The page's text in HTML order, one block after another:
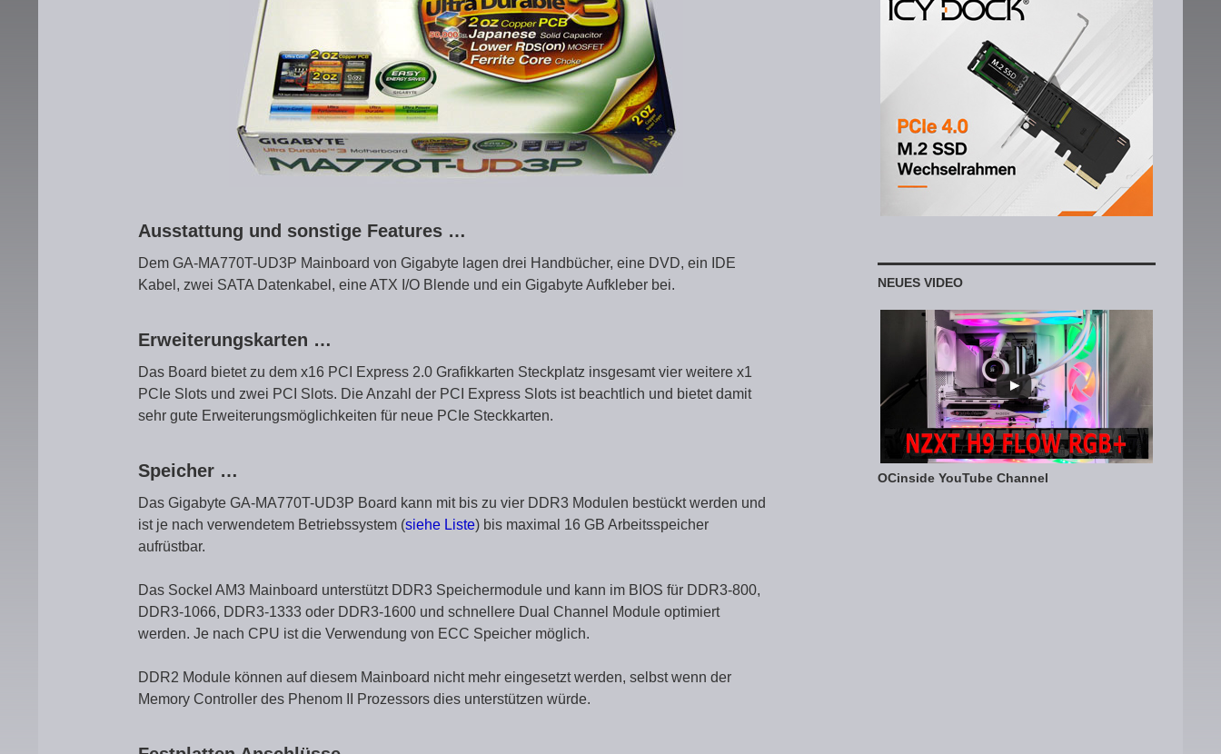
Ausstattung und sonstige Features …
Dem GA-MA770T-UD3P Mainboard von Gigabyte lagen drei Handbücher, eine DVD, ein IDE
Kabel, zwei SATA Datenkabel, eine ATX I/O Blende und ein Gigabyte Aufkleber bei.
Erweiterungskarten …
Das Board bietet zu dem x16 PCI Express 2.0 Grafikkarten Steckplatz insgesamt vier weitere x1
PCIe Slots und zwei PCI Slots. Die Anzahl der PCI Express Slots ist beachtlich und bietet damit
sehr gute Erweiterungsmöglichkeiten für neue PCIe Steckkarten.
Speicher …
Das Gigabyte GA-MA770T-UD3P Board kann mit bis zu vier DDR3 Modulen bestückt werden und
ist je nach verwendetem Betriebssystem (siehe Liste) bis maximal 16 GB Arbeitsspeicher
aufrüstbar.
Das Sockel AM3 Mainboard unterstützt DDR3 Speichermodule und kann im BIOS für DDR3-800,
DDR3-1066, DDR3-1333 oder DDR3-1600 und schnellere Dual Channel Module optimiert
werden. Je nach CPU ist die Verwendung von ECC Speicher möglich.
DDR2 Module können auf diesem Mainboard nicht mehr eingesetzt werden, selbst wenn der
Memory Controller des Phenom II Prozessors dies unterstützen würde.
NEUES VIDEO
OCinside YouTube Channel